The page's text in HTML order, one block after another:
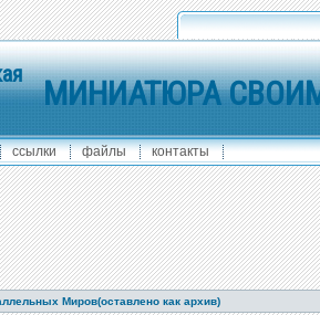
МИНИАТЮРА
ссылки файлы контакты
Миров(оставлено как архив)